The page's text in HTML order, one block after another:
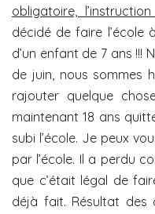
obligatoire,
décidé de faire l’école
d’un enfant de 7 ans !!!
de juin, nous sommes
rajouter quelque
maintenant 18 ans
subi l’école. Je peux
par l’école. Il a perdu
que c’était légal de
déjà fait. Résultat des